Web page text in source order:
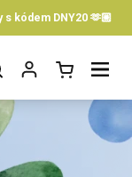
kódem DNY20 🫶🏼
Open cart Open menu